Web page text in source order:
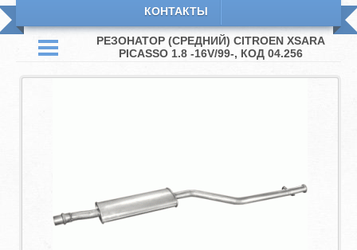
КОНТАКТЫ
РЕЗОНАТОР (СРЕДНИЙ) CITROEN XSARA
PICASSO 1.8 -16V/99-, КОД 04.256